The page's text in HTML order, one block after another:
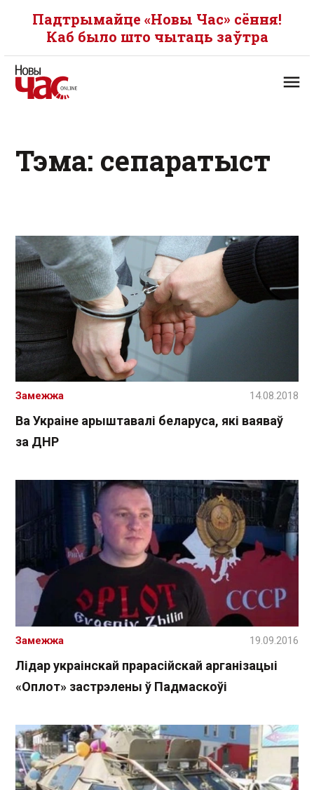
Падтрымайце «Новы Час» сёння!
Каб было што чытаць заўтра
Тэма: сепаратыст
Ва Украіне арыштавалі беларуса, які ваяваў
за ДНР
Замежжа 14.08.2018
Лідар украінскай прарасійскай арганізацыі
«Оплот» застрэлены ў Падмаскоўі
Замежжа 19.09.2016